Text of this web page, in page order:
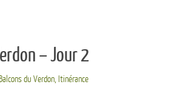
– Jour 2
du Verdon, Itinérance